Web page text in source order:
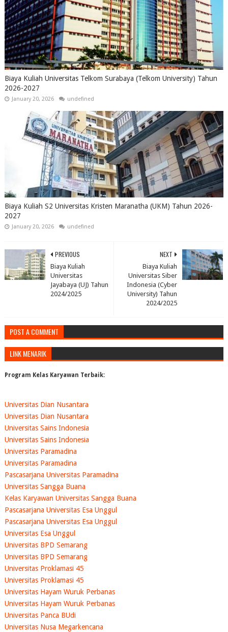
Biaya Kuliah Universitas Telkom Surabaya (Telkom University) Tahun
2026-2027
January 20, 2026 undefined
Biaya Kuliah S2 Universitas Kristen Maranatha (UKM) Tahun 2026-
2027
January 20, 2026 undefined
NEXT
Biaya Kuliah
Universitas Siber
Indonesia (Cyber
University) Tahun
2024/2025
PREVIOUS
Biaya Kuliah
Universitas
Jayabaya (UJ) Tahun
2024/2025
POST A COMMENT
LINK MENARIK
Program Kelas Karyawan Terbaik:
Universitas Dian Nusantara
Universitas Dian Nusantara
Universitas Sains Indonesia
Universitas Sains Indonesia
Universitas Paramadina
Universitas Paramadina
Pascasarjana Universitas Paramadina
Universitas Sangga Buana
Kelas Karyawan Universitas Sangga Buana
Pascasarjana Universitas Esa Unggul
Pascasarjana Universitas Esa Unggul
Universitas Esa Unggul
Universitas BPD Semarang
Universitas BPD Semarang
Universitas Proklamasi 45
Universitas Proklamasi 45
Universitas Hayam Wuruk Perbanas
Universitas Hayam Wuruk Perbanas
Universitas Panca BUdi
Universitas Nusa Megarkencana